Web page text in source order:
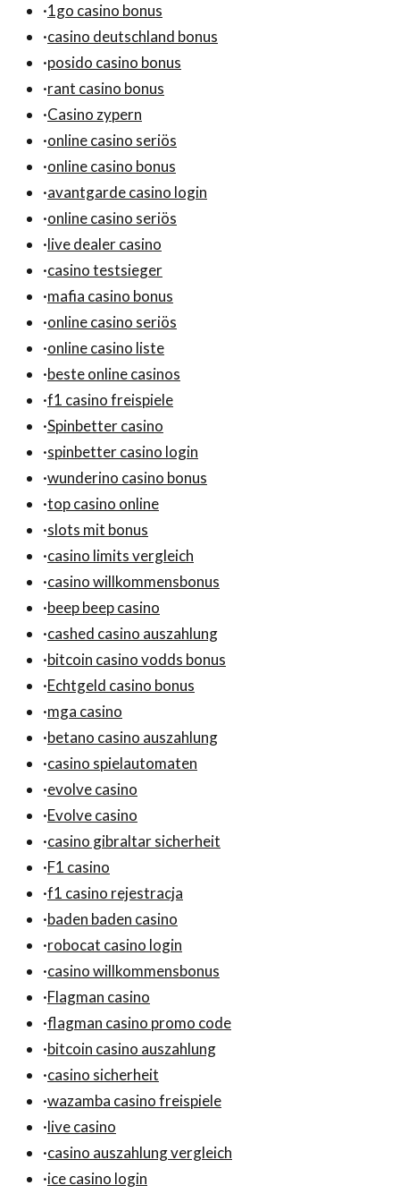
·1go casino bonus
·casino deutschland bonus
·posido casino bonus
·rant casino bonus
·Casino zypern
·online casino seriös
·online casino bonus
·avantgarde casino login
·online casino seriös
·live dealer casino
·casino testsieger
·mafia casino bonus
·online casino seriös
·online casino liste
·beste online casinos
·f1 casino freispiele
·Spinbetter casino
·spinbetter casino login
·wunderino casino bonus
·top casino online
·slots mit bonus
·casino limits vergleich
·casino willkommensbonus
·beep beep casino
·cashed casino auszahlung
·bitcoin casino vodds bonus
·Echtgeld casino bonus
·mga casino
·betano casino auszahlung
·casino spielautomaten
·evolve casino
·Evolve casino
·casino gibraltar sicherheit
·F1 casino
·f1 casino rejestracja
·baden baden casino
·robocat casino login
·casino willkommensbonus
·Flagman casino
·flagman casino promo code
·bitcoin casino auszahlung
·casino sicherheit
·wazamba casino freispiele
·live casino
·casino auszahlung vergleich
·ice casino login